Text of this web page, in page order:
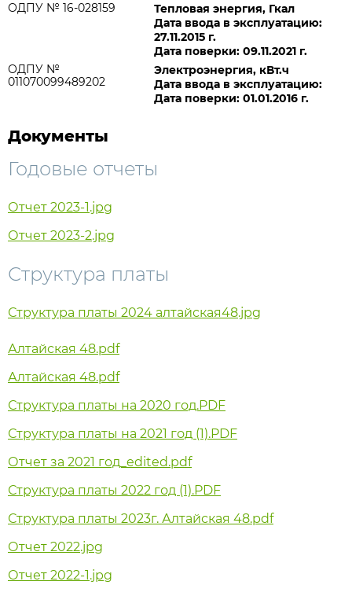
ОДПУ № 16-028159
Тепловая энергия, Гкал
Дата ввода в эксплуатацию:
27.11.2015 г.
Дата поверки: 09.11.2021 г.
ОДПУ №
011070099489202
Электроэнергия, кВт.ч
Дата ввода в эксплуатацию:
Дата поверки: 01.01.2016 г.
Документы
Годовые отчеты
Отчет 2023-1.jpg
Отчет 2023-2.jpg
Структура платы
Структура платы 2024 алтайская48.jpg
Алтайская 48.pdf
Алтайская 48.pdf
Структура платы на 2020 год.PDF
Структура платы на 2021 год (1).PDF
Отчет за 2021 год_edited.pdf
Структура платы 2022 год (1).PDF
Структура платы 2023г. Алтайская 48.pdf
Отчет 2022.jpg
Отчет 2022-1.jpg